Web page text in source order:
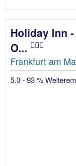
Holiday Inn
O...
Frankfurt am
5.0 - 93 %